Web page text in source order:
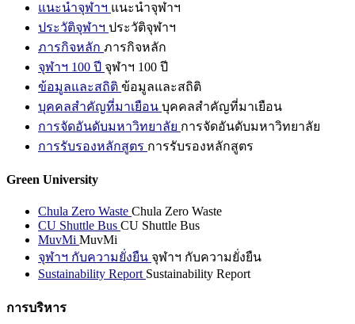
แนะนำจุฬาฯ แนะนำจุฬาฯ
ประวัติจุฬาฯ ประวัติจุฬาฯ
ภารกิจหลัก ภารกิจหลัก
จุฬาฯ 100 ปี จุฬาฯ 100 ปี
ข้อมูลและสถิติ ข้อมูลและสถิติ
บุคคลสำคัญที่มาเยือน บุคคลสำคัญที่มาเยือน
การจัดอันดับมหาวิทยาลัย การจัดอันดับมหาวิทยาลัย
การรับรองหลักสูตร การรับรองหลักสูตร
Green University
Chula Zero Waste Chula Zero Waste
CU Shuttle Bus CU Shuttle Bus
MuvMi MuvMi
จุฬาฯ กับความยั่งยืน จุฬาฯ กับความยั่งยืน
Sustainability Report Sustainability Report
การบริหาร